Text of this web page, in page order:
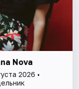
Nova
2026 •